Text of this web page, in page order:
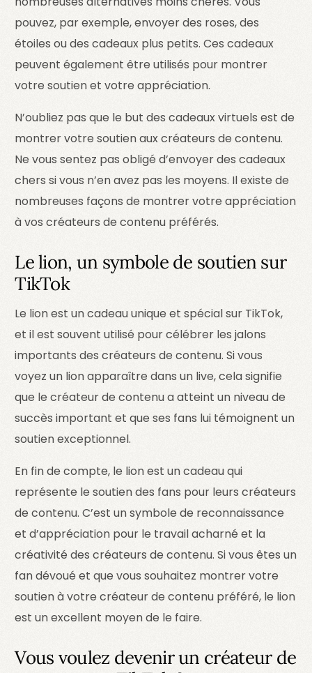
pouvez, par exemple, envoyer des roses, des
étoiles ou des cadeaux plus petits. Ces cadeaux
peuvent également être utilisés pour montrer
votre soutien et votre appréciation.
N’oubliez pas que le but des cadeaux virtuels est de
montrer votre soutien aux créateurs de contenu.
Ne vous sentez pas obligé d’envoyer des cadeaux
chers si vous n’en avez pas les moyens. Il existe de
nombreuses façons de montrer votre appréciation
à vos créateurs de contenu préférés.
Le lion, un symbole de soutien sur
TikTok
Le lion est un cadeau unique et spécial sur TikTok,
et il est souvent utilisé pour célébrer les jalons
importants des créateurs de contenu. Si vous
voyez un lion apparaître dans un live, cela signifie
que le créateur de contenu a atteint un niveau de
succès important et que ses fans lui témoignent un
soutien exceptionnel.
En fin de compte, le lion est un cadeau qui
représente le soutien des fans pour leurs créateurs
de contenu. C’est un symbole de reconnaissance
et d’appréciation pour le travail acharné et la
créativité des créateurs de contenu. Si vous êtes un
fan dévoué et que vous souhaitez montrer votre
soutien à votre créateur de contenu préféré, le lion
est un excellent moyen de le faire.
Vous voulez devenir un créateur de